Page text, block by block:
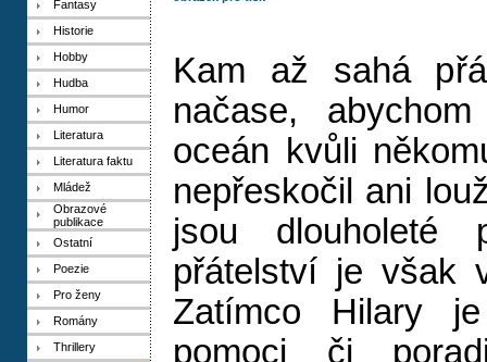
Fantasy
Historie
Hobby
Hudba
Humor
Literatura
Literatura faktu
Mládež
Obrazové
publikace
Ostatní
Poezie
Pro ženy
Romány
Thrillery
Kam až sahá
načase,
oceán kvůli
nepřeskočil ani
jsou dlouholeté
přátelství je však
Zatímco Hilary
pomoci či